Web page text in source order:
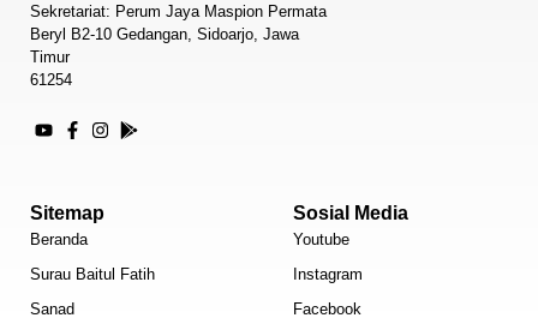
Sekretariat: Perum Jaya Maspion Permata
Beryl B2-10 Gedangan, Sidoarjo, Jawa
Timur
61254
Sitemap
Beranda
Surau Baitul Fatih
Sanad
Sosial Media
Youtube
Instagram
Facebook